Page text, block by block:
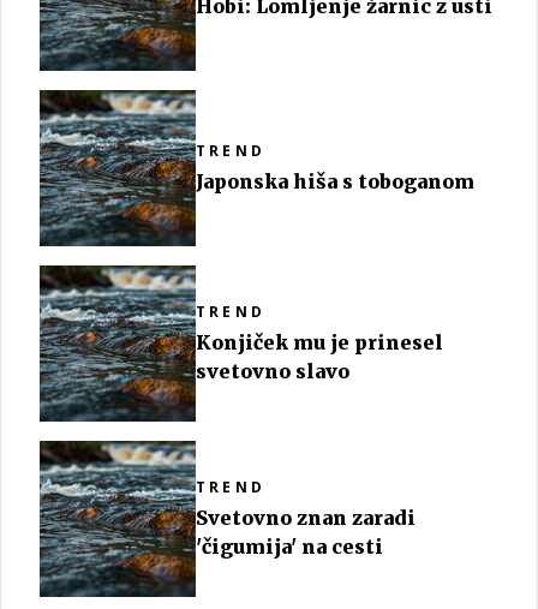
Hobi: Lomljenje žarnic z usti
TREND
Japonska hiša s toboganom
TREND
Konjiček mu je prinesel
svetovno slavo
TREND
Svetovno znan zaradi
'čigumija' na cesti